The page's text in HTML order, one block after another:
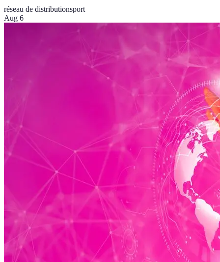
réseau de distributionsport
Aug 6